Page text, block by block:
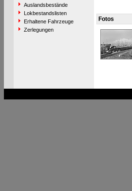
Auslandsbestände
Lokbestandslisten
Erhaltene Fahrzeuge
Zerlegungen
Fotos